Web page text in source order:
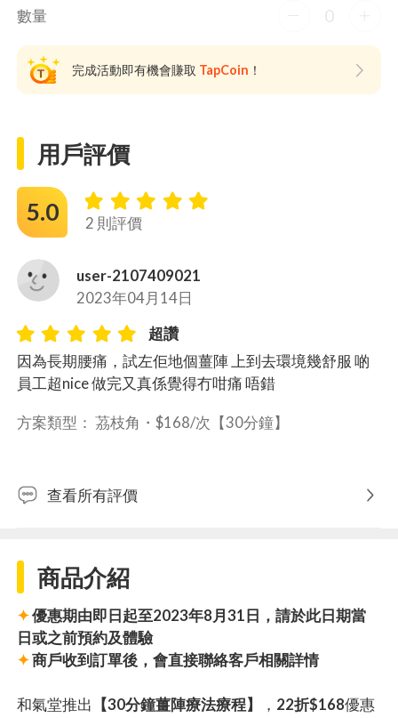
數量 0
完成活動即有機會賺取 TapCoin ！
用戶評價
5.0 2 則評價
user-2107409021
2023年04月14日
超讚
因為長期腰痛，試左佢地個薑陣 上到去環境幾舒服 啲
員工超nice 做完又真係覺得冇咁痛 唔錯
方案類型： 茘枝角・$168/次【30分鐘】
查看所有評價
商品介紹
✦優惠期由即日起至2023年8月31日，請於此日期當
日或之前預約及體驗
✦商戶收到訂單後，會直接聯絡客戶相關詳情
和氣堂推出 【30分鐘薑陣療法療程】 ， 22折$168優惠